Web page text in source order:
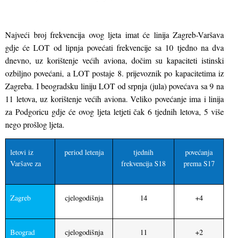
Najveći broj frekvencija ovog ljeta imat će linija Zagreb-Varšava
gdje će LOT od lipnja povećati frekvencije sa 10 tjedno na dva
dnevno, uz korištenje većih aviona, dočim su kapaciteti istinski
ozbiljno povećani, a LOT postaje 8. prijevoznik po kapacitetima iz
Zagreba. I beogradsku liniju LOT od srpnja (jula) povećava sa 9 na
11 letova, uz korištenje većih aviona. Veliko povećanje ima i linija
za Podgoricu gdje će ovog ljeta letjeti čak 6 tjednih letova, 5 više
nego prošlog ljeta.
letovi iz
Varšave za
period letenja
tjednih
frekvencija S18
povećanja
prema S17
Zagreb cjelogodišnja 14 +4
Beograd cjelogodišnja 11 +2